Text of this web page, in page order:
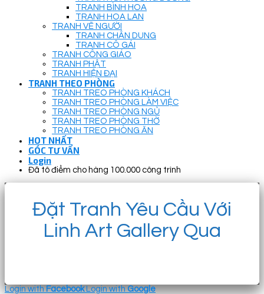
TRANH BÌNH HOA
TRANH HOA LAN
TRANH VẼ NGƯỜI
TRANH CHÂN DUNG
TRANH CÔ GÁI
TRANH CÔNG GIÁO
TRANH PHẬT
TRANH HIỆN ĐẠI
TRANH THEO PHÒNG
TRANH TREO PHÒNG KHÁCH
TRANH TREO PHÒNG LÀM VIỆC
TRANH TREO PHÒNG NGỦ
TRANH TREO PHÒNG THỜ
TRANH TREO PHÒNG ĂN
HOT NHẤT
GÓC TƯ VẤN
Login
Đã tô điểm cho hàng 100.000 công trình
Đặt Tranh Yêu Cầu Với
Linh Art Gallery Qua
Login withFacebook Login withGoogle